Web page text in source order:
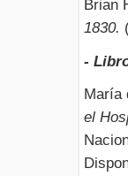
Brian
1830.
-
María
el